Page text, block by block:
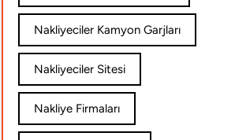
Nakliyeciler Kamyon Garjları
Nakliyeciler Sitesi
Nakliye Firmaları